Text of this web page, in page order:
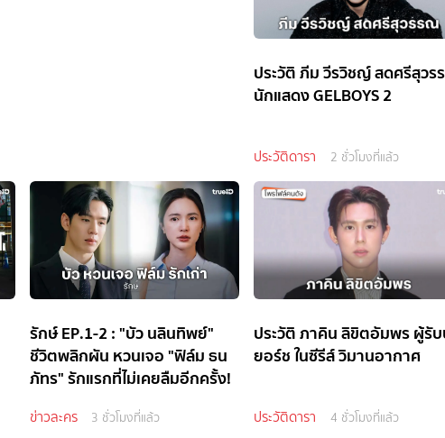
ประวัติ ภีม วีรวิชญ์ สดศรีสุว
นักแสดง GELBOYS 2
ประวัติดารา 2 ชั่วโมงที่แล้ว
รักษ์ EP.1-2 : "บัว นลินทิพย์"
ชีวิตพลิกผัน หวนเจอ "ฟิล์ม ธน
ภัทร" รักแรกที่ไม่เคยลืมอีกครั้ง!
ข่าวละคร 3 ชั่วโมงที่แล้ว
ประวัติ ภาคิน ลิขิตอัมพร ผู้รั
ยอร์ช ในซีรีส์ วิมานอากาศ
ประวัติดารา 4 ชั่วโมงที่แล้ว